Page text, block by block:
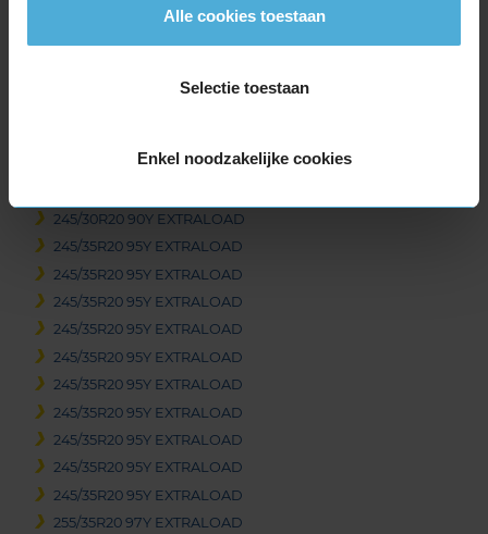
Alle cookies toestaan
Selectie toestaan
Enkel noodzakelijke cookies
325/30R19 105Y EXTRALOAD
325/30R19 105Y EXTRALOAD
245/30R20 90Y EXTRALOAD
245/30R20 90Y EXTRALOAD
245/35R20 95Y EXTRALOAD
245/35R20 95Y EXTRALOAD
245/35R20 95Y EXTRALOAD
245/35R20 95Y EXTRALOAD
245/35R20 95Y EXTRALOAD
245/35R20 95Y EXTRALOAD
245/35R20 95Y EXTRALOAD
245/35R20 95Y EXTRALOAD
245/35R20 95Y EXTRALOAD
245/35R20 95Y EXTRALOAD
255/35R20 97Y EXTRALOAD